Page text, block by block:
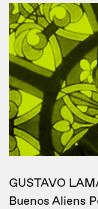
GUSTAVO
Buenos Aliens